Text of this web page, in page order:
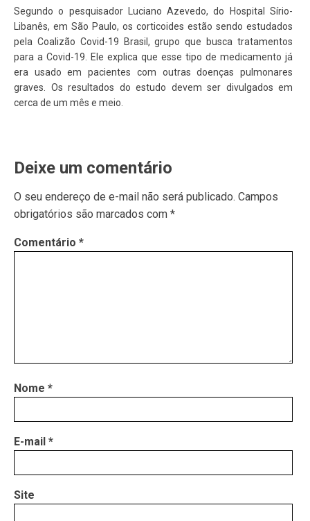
Segundo o pesquisador Luciano Azevedo, do Hospital Sírio-
Libanês, em São Paulo, os corticoides estão sendo estudados
pela Coalizão Covid-19 Brasil, grupo que busca tratamentos
para a Covid-19. Ele explica que esse tipo de medicamento já
era usado em pacientes com outras doenças pulmonares
graves. Os resultados do estudo devem ser divulgados em
cerca de um mês e meio.
Deixe um comentário
O seu endereço de e-mail não será publicado. Campos
obrigatórios são marcados com *
Comentário *
Nome *
E-mail *
Site